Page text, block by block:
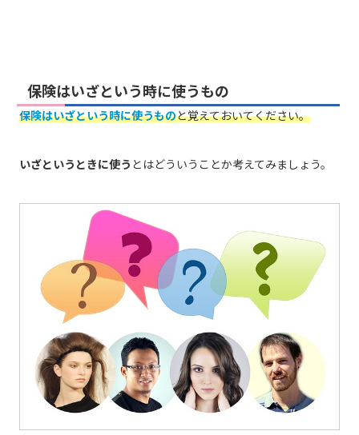
保険はいざという時に使うもの
保険はいざという時に使うものと覚えておいてください。
いざというときに使う とはどういうことか考えてみましょう。